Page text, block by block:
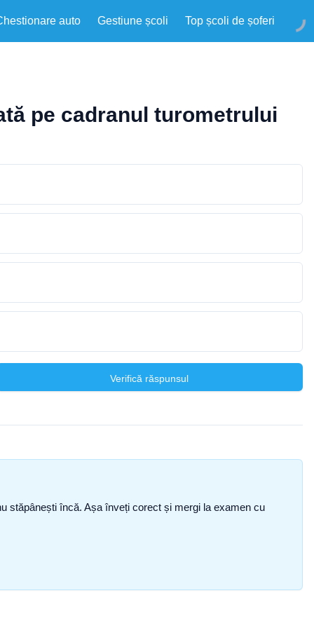
auto Gestiune școli Top școli de șoferi
pe cadranul turometrului
Verifică răspunsul
stăpânești încă. Așa înveți corect și mergi la examen cu